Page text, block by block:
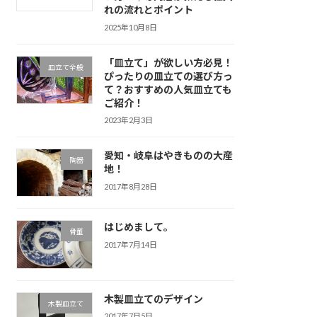
れの流れとポイント
2025年10月8日
皿立て全般
「皿立て」が欲しい方必見！
ぴったりの皿立ての選び方っ
て？おすすめの人気皿立ても
ご紹介！
2023年2月3日
陶器
愛知・岐阜はやきものの大産
地！
2017年8月28日
骨董 はじめまして。
2017年7月14日
木製皿立て 木製皿立てのデザイン